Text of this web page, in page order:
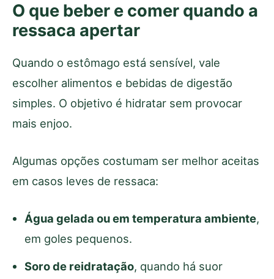
O que beber e comer quando a
ressaca apertar
Quando o estômago está sensível, vale
escolher alimentos e bebidas de digestão
simples. O objetivo é hidratar sem provocar
mais enjoo.
Algumas opções costumam ser melhor aceitas
em casos leves de ressaca:
Água gelada ou em temperatura ambiente,
em goles pequenos.
Soro de reidratação, quando há suor